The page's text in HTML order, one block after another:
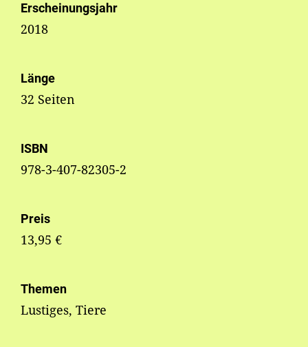
Erscheinungsjahr
2018
Länge
32 Seiten
ISBN
978-3-407-82305-2
Preis
13,95 €
Themen
Lustiges, Tiere